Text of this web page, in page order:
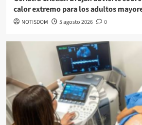
calor extremo para los adultos
NOTISDOM 5 agosto 2026 0